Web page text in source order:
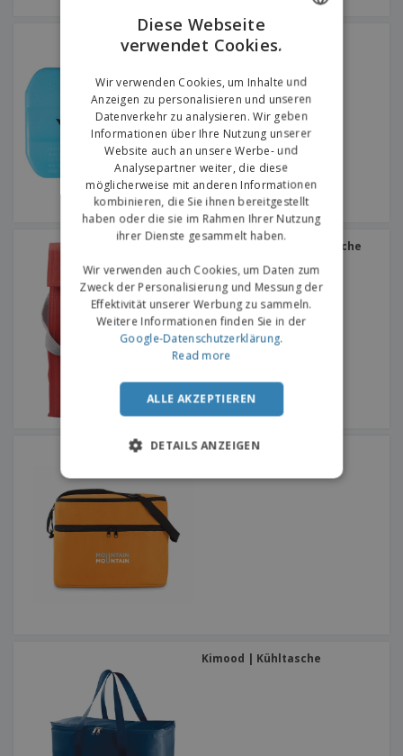
HDPE-Eisbeutel
Isothermische Snacktasche
CASEY Kühltasche mit 2
Kimood | Kühltasche
ENGLISH
Diese Webseite
verwendet Cookies.
Wir verwenden Cookies, um Inhalte und
Anzeigen zu personalisieren und unseren
Datenverkehr zu analysieren. Wir geben
Informationen über Ihre Nutzung unserer
Website auch an unsere Werbe- und
Analysepartner weiter, die diese
möglicherweise mit anderen Informationen
kombinieren, die Sie ihnen bereitgestellt
haben oder die sie im Rahmen Ihrer Nutzung
ihrer Dienste gesammelt haben.
Wir verwenden auch Cookies, um Daten zum
Zweck der Personalisierung und Messung der
Effektivität unserer Werbung zu sammeln.
Weitere Informationen finden Sie in der
Google-Datenschutzerklärung.
Read more
ALLE AKZEPTIEREN
DETAILS ANZEIGEN